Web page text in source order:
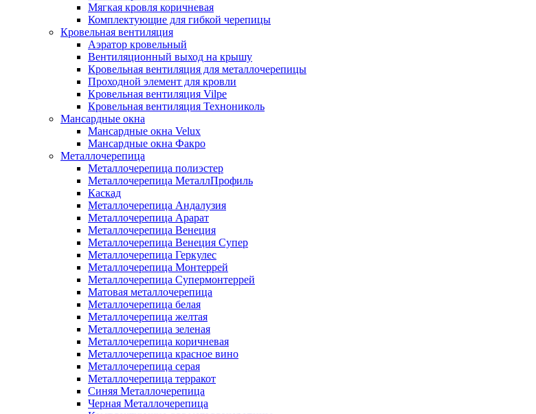
Мягкая кровля коричневая
Комплектующие для гибкой черепицы
Кровельная вентиляция
Аэратор кровельный
Вентиляционный выход на крышу
Кровельная вентиляция для металлочерепицы
Проходной элемент для кровли
Кровельная вентиляция Vilpe
Кровельная вентиляция Технониколь
Мансардные окна
Мансардные окна Velux
Мансардные окна Факро
Металлочерепица
Металлочерепица полиэстер
Металлочерепица МеталлПрофиль
Каскад
Металлочерепица Андалузия
Металлочерепица Арарат
Металлочерепица Венеция
Металлочерепица Венеция Супер
Металлочерепица Геркулес
Металлочерепица Монтеррей
Металлочерепица Супермонтеррей
Матовая металлочерепица
Металлочерепица белая
Металлочерепица желтая
Металлочерепица зеленая
Металлочерепица коричневая
Металлочерепица красное вино
Металлочерепица серая
Металлочерепица терракот
Синяя Металлочерепица
Черная Металлочерепица